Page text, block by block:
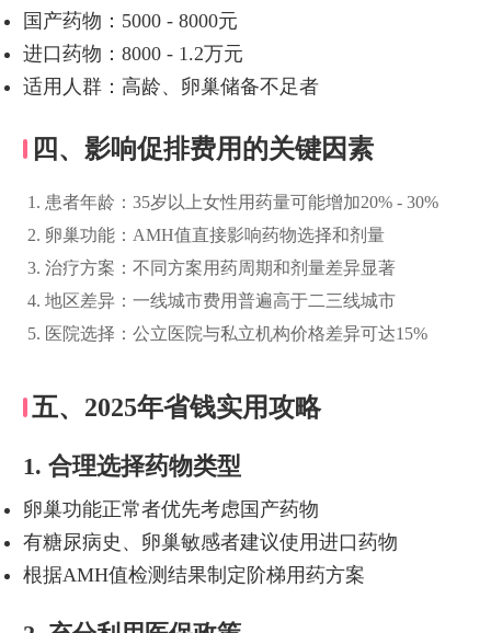
国产药物：5000 - 8000元
进口药物：8000 - 1.2万元
适用人群：高龄、卵巢储备不足者
四、影响促排费用的关键因素
患者年龄：35岁以上女性用药量可能增加20% - 30%
卵巢功能：AMH值直接影响药物选择和剂量
治疗方案：不同方案用药周期和剂量差异显著
地区差异：一线城市费用普遍高于二三线城市
医院选择：公立医院与私立机构价格差异可达15%
五、2025年省钱实用攻略
1. 合理选择药物类型
卵巢功能正常者优先考虑国产药物
有糖尿病史、卵巢敏感者建议使用进口药物
根据AMH值检测结果制定阶梯用药方案